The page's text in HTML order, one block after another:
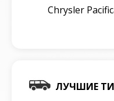
Chrysler
ЛУЧШИЕ